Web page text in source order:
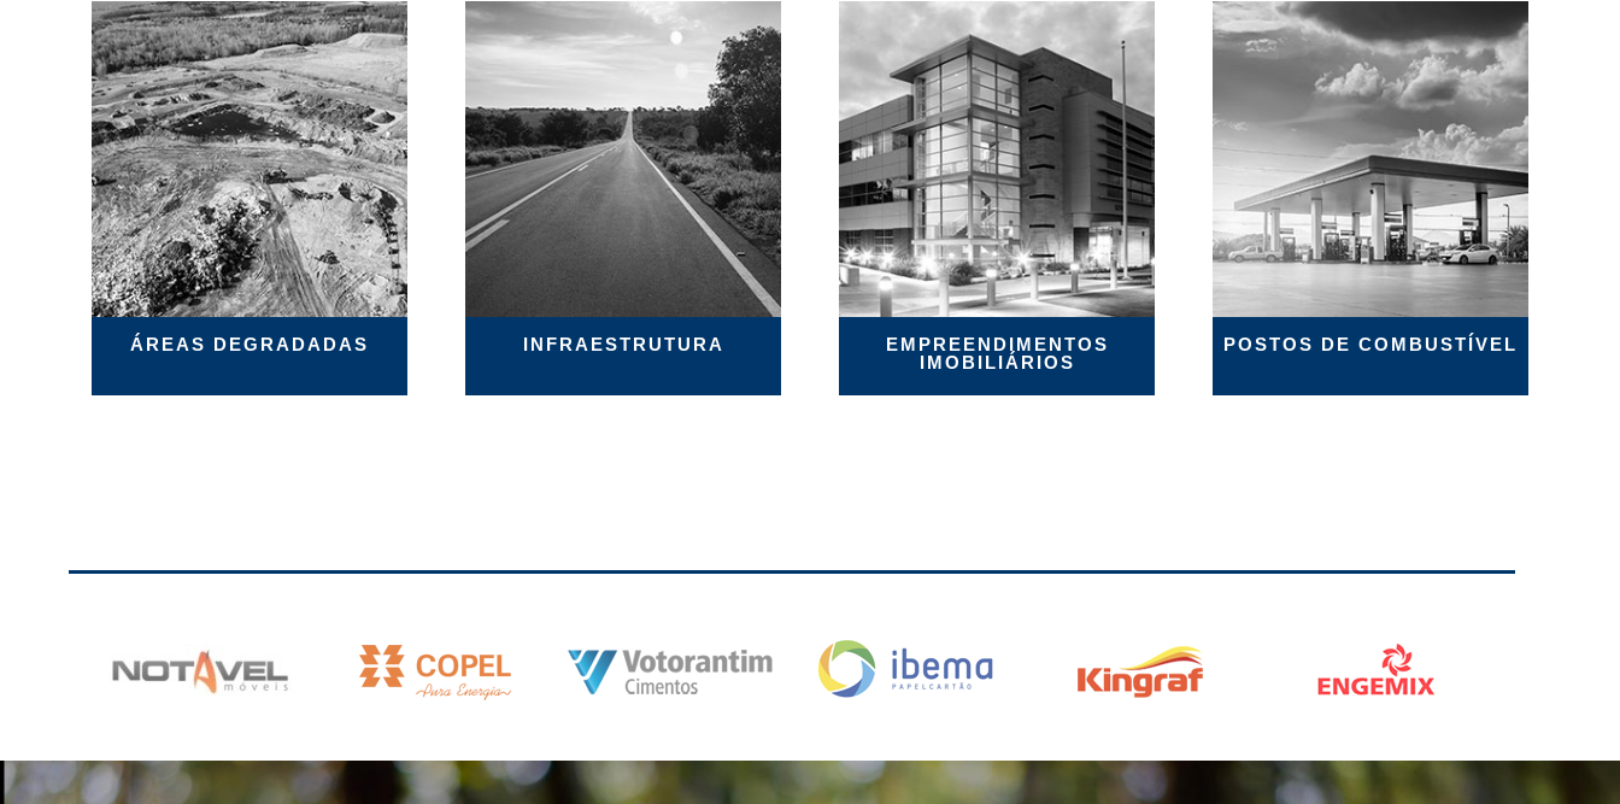
ÁREAS DEGRADADAS INFRAESTRUTURA
EMPREENDIMENTOS
IMOBILIÁRIOS
POSTOS DE COMBUSTÍVEL